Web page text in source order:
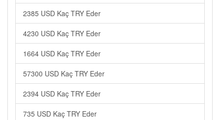
2385 USD Kaç TRY Eder
4230 USD Kaç TRY Eder
1664 USD Kaç TRY Eder
57300 USD Kaç TRY Eder
2394 USD Kaç TRY Eder
735 USD Kaç TRY Eder